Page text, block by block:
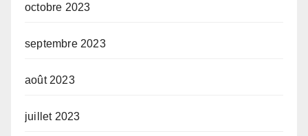
octobre 2023
septembre 2023
août 2023
juillet 2023